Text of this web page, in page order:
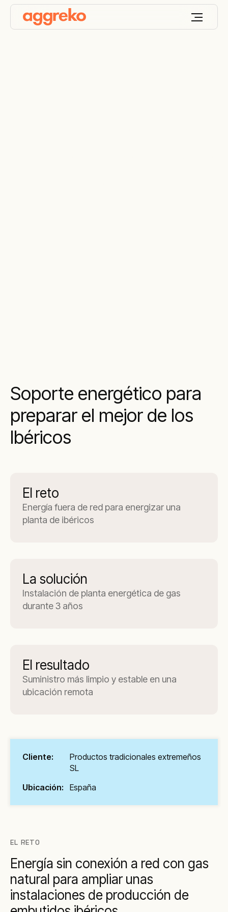
Soporte energético para
preparar el mejor de los
Ibéricos
El reto
Energía fuera de red para energizar una
planta de ibéricos
La solución
Instalación de planta energética de gas
durante 3 años
El resultado
Suministro más limpio y estable en una
ubicación remota
Cliente:
Productos tradicionales extremeños
SL
Ubicación:
España
EL RETO
Energía sin conexión a red con gas
natural para ampliar unas
instalaciones de producción de